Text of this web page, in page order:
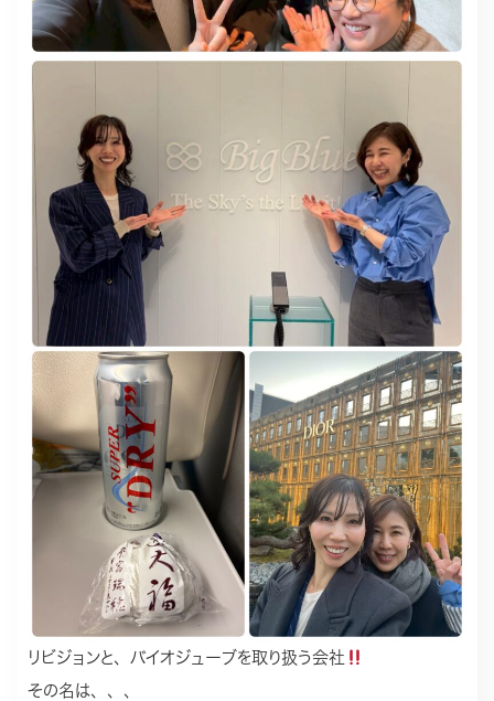
リビジョンと、バイオジューブを取り扱う会社
その名は、、、